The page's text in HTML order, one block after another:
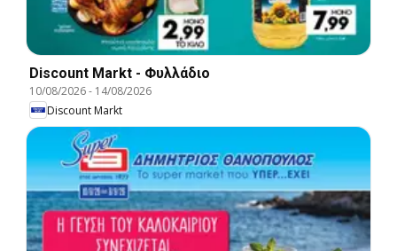
Discount Markt - Φυλλάδιο
10/08/2026- 14/08/2026
Discount Markt